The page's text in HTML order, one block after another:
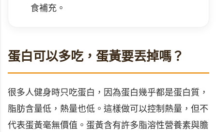
食補充。
蛋白可以多吃，蛋黃要丟掉嗎？
很多人健身時只吃蛋白，因為蛋白幾乎都是蛋白質，
脂肪含量低，熱量也低。這樣做可以控制熱量，但不
代表蛋黃毫無價值。蛋黃含有許多脂溶性營養素與膽